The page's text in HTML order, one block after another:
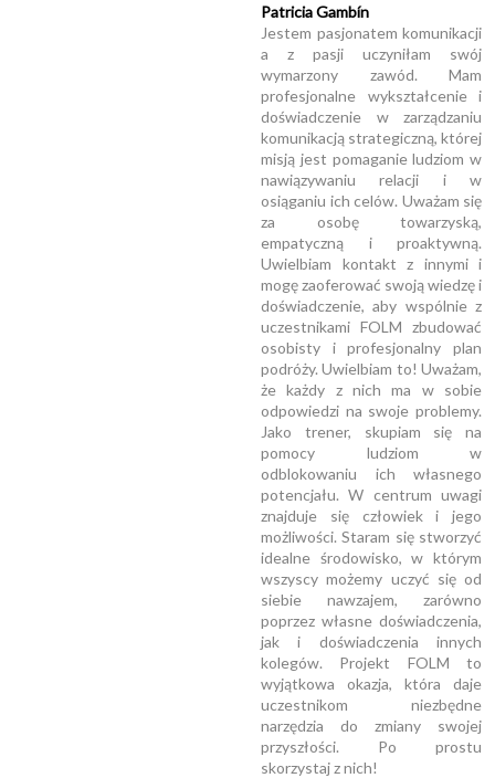
Patricia Gambín
Jestem pasjonatem komunikacji
a z pasji uczyniłam swój
wymarzony zawód. Mam
profesjonalne wykształcenie i
doświadczenie w zarządzaniu
komunikacją strategiczną, której
misją jest pomaganie ludziom w
nawiązywaniu relacji i w
osiąganiu ich celów. Uważam się
za osobę towarzyską,
empatyczną i proaktywną.
Uwielbiam kontakt z innymi i
mogę zaoferować swoją wiedzę i
doświadczenie, aby wspólnie z
uczestnikami FOLM zbudować
osobisty i profesjonalny plan
podróży. Uwielbiam to! Uważam,
że każdy z nich ma w sobie
odpowiedzi na swoje problemy.
Jako trener, skupiam się na
pomocy ludziom w
odblokowaniu ich własnego
potencjału. W centrum uwagi
znajduje się człowiek i jego
możliwości. Staram się stworzyć
idealne środowisko, w którym
wszyscy możemy uczyć się od
siebie nawzajem, zarówno
poprzez własne doświadczenia,
jak i doświadczenia innych
kolegów. Projekt FOLM to
wyjątkowa okazja, która daje
uczestnikom niezbędne
narzędzia do zmiany swojej
przyszłości. Po prostu
skorzystaj z nich!